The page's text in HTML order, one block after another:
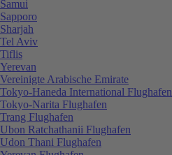
Samui
Sapporo
Sharjah
Tel Aviv
Tiflis
Yerevan
Vereinigte Arabische Emirate
Tokyo-Haneda International Flughafen
Tokyo-Narita Flughafen
Trang Flughafen
Ubon Ratchathanii Flughafen
Udon Thani Flughafen